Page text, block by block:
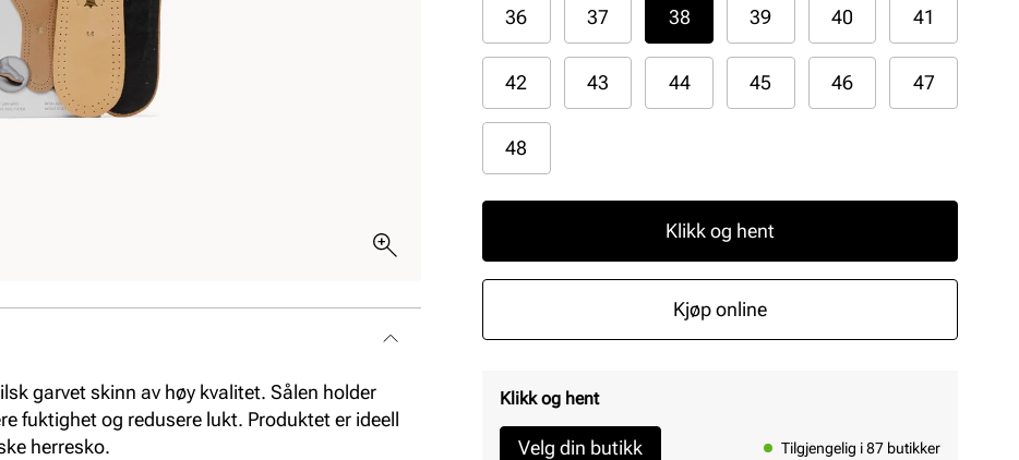
garvet skinn av høy kvalitet. Sålen holder
fuktighet og redusere lukt. Produktet er ideell
herresko.
36 37 38 39 40 41
42 43 44 45 46 47
48
Klikk og hent
Kjøp online
Klikk og hent
Velg din butikk Tilgjengelig i 87 butikker